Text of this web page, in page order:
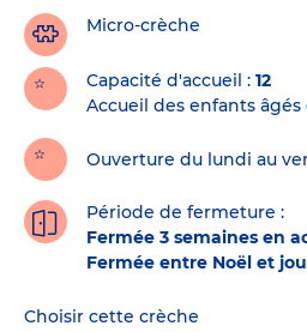
crècheMicro-crèche
Capacité d'accueil
12
Accueil des enfants âgés
Ouverture du lundi au
Période de fermeture :
Fermée 3 semaines en
Fermée entre Noël et
Choisir cette crèche